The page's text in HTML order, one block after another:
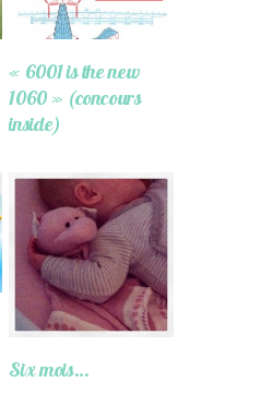
« 6001 is the new
1060 » (concours
inside)
Six mois…